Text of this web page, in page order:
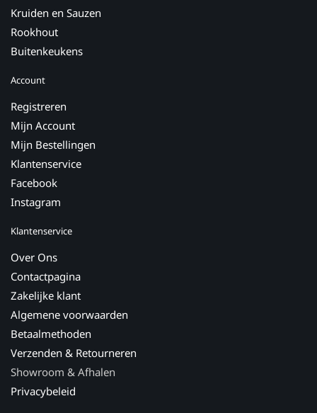
Kruiden en Sauzen
Rookhout
Buitenkeukens
Account
Registreren
Mijn Account
Mijn Bestellingen
Klantenservice
Facebook
Instagram
Klantenservice
Over Ons
Contactpagina
Zakelijke klant
Algemene voorwaarden
Betaalmethoden
Verzenden & Retourneren
Showroom & Afhalen
Privacybeleid